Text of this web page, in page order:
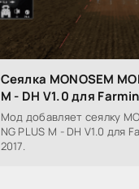
Сеялка MONOSEM
M - DH V1.0 для
Мод добавляет сеялку
NG PLUS M - DH V1.0 для
2017.